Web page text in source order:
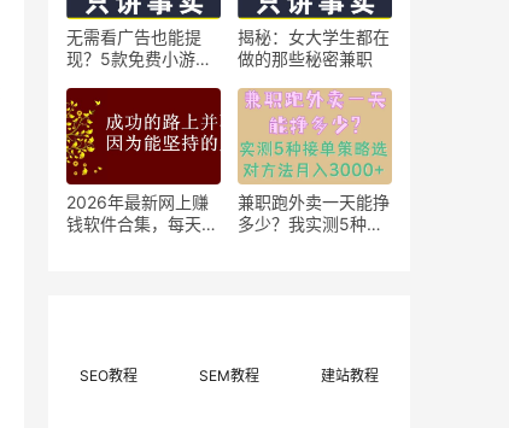
无需看广告也能提
现？5款免费小游戏
揭秘：女大学生都在
做的那些秘密兼职
2026年最新网上赚
钱软件合集，每天免
兼职跑外卖一天能挣
多少？我实测5种接
SEO教程 SEM教程 建站教程